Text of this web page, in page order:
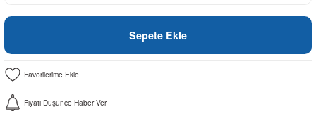
Sepete Ekle
Fiyatı Düşünce Haber Ver